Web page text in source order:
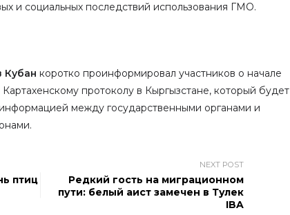
и социальных последствий использования ГМО.
Кубан коротко проинформировал участников о начале
протоколу в Кыргызстане, который будет
между государственными органами и
птиц
NEXT POST
Редкий гость на миграционном
пути: белый аист замечен в Тулек
IBA